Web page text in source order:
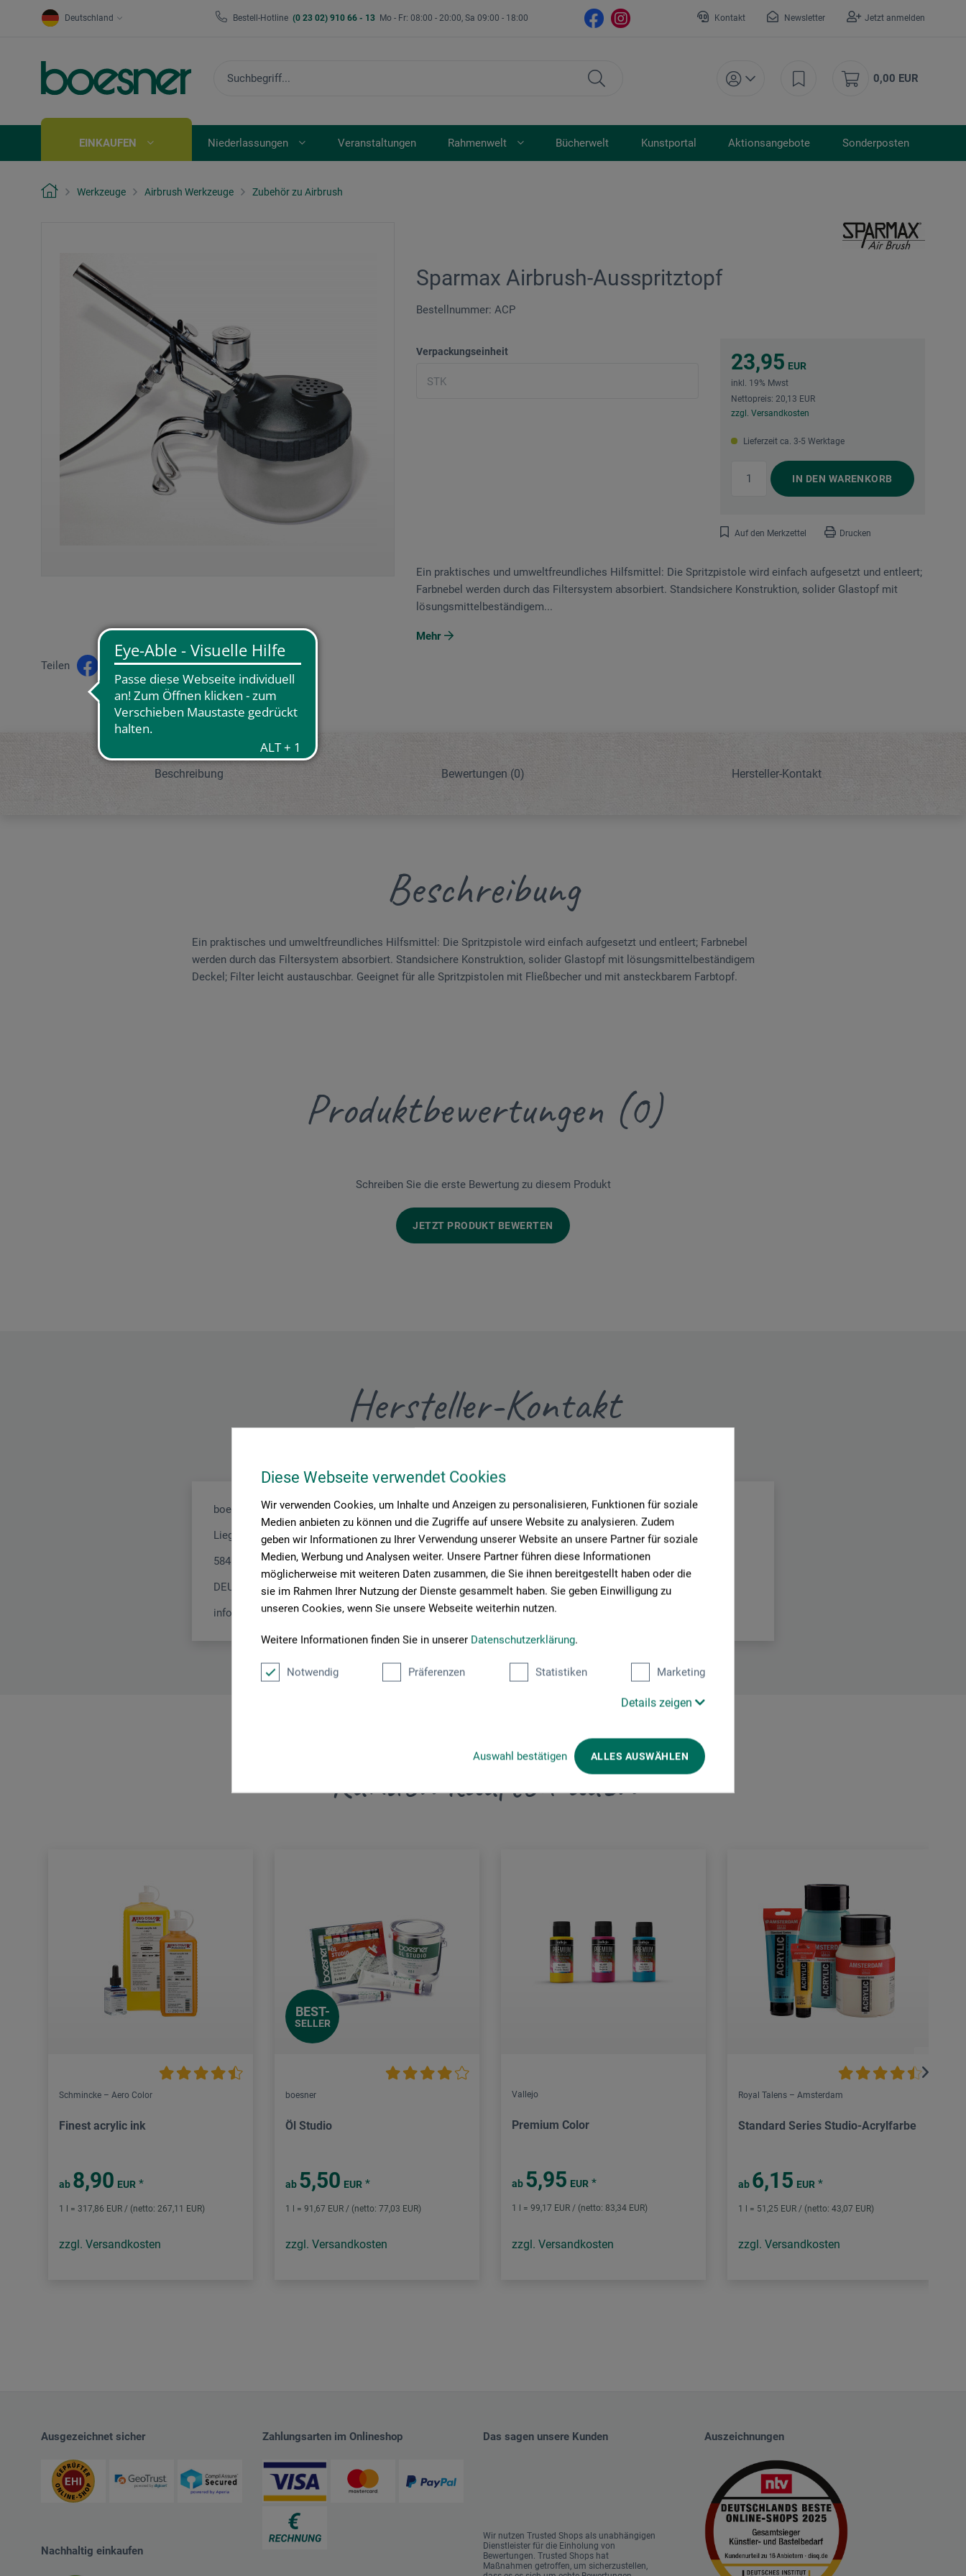
Diese Webseite verwendet Cookies
Wir verwenden Cookies, um Inhalte und Anzeigen zu personalisieren, Funktionen für soziale
Medien anbieten zu können und die Zugriffe auf unsere Website zu analysieren. Zudem
geben wir Informationen zu Ihrer Verwendung unserer Website an unsere Partner für soziale
Medien, Werbung und Analysen weiter. Unsere Partner führen diese Informationen
möglicherweise mit weiteren Daten zusammen, die Sie ihnen bereitgestellt haben oder die
sie im Rahmen Ihrer Nutzung der Dienste gesammelt haben. Sie geben Einwilligung zu
unseren Cookies, wenn Sie unsere Webseite weiterhin nutzen.
Weitere Informationen finden Sie in unserer Datenschutzerklärung.
Notwendig Präferenzen Statistiken Marketing
Details zeigen
Auswahl bestätigen ALLES AUSWÄHLEN
Deutschland Bestell-Hotline (0 23 02) 910 66 - 13 Mo - Fr: 08:00 - 20:00, Sa 09:00 - 18:00 Kontakt Newsletter Jetzt anmelden
0,00 EUR
EINKAUFEN Niederlassungen Veranstaltungen Rahmenwelt Bücherwelt Kunstportal Aktionsangebote Sonderposten
Werkzeuge Airbrush Werkzeuge Zubehör zu Airbrush
Sparmax Airbrush-Ausspritztopf
Bestellnummer: ACP
Verpackungseinheit 23,95 EUR
inkl. 19% Mwst
Nettopreis: 20,13 EUR
zzgl. Versandkosten
Lieferzeit ca. 3-5 Werktage
IN DEN WARENKORB
Auf den Merkzettel Drucken
Teilen
Ein praktisches und umweltfreundliches Hilfsmittel: Die Spritzpistole wird einfach aufgesetzt und entleert;
Farbnebel werden durch das Filtersystem absorbiert. Standsichere Konstruktion, solider Glastopf mit
lösungsmittelbeständigem...
Mehr
Beschreibung Bewertungen (0) Hersteller-Kontakt
Beschreibung
Ein praktisches und umweltfreundliches Hilfsmittel: Die Spritzpistole wird einfach aufgesetzt und entleert; Farbnebel
werden durch das Filtersystem absorbiert. Standsichere Konstruktion, solider Glastopf mit lösungsmittelbeständigem
Deckel; Filter leicht austauschbar. Geeignet für alle Spritzpistolen mit Fließbecher und mit ansteckbarem Farbtopf.
Produktbewertungen (0)
Schreiben Sie die erste Bewertung zu diesem Produkt
JETZT PRODUKT BEWERTEN
Hersteller-Kontakt
boesner GmbH distribution + logistics
Liegnitzer Str. 17
58454 Witten
DEUTSCHLAND
info.dl@boesner.com
Kunden kauften auch
Schmincke – Aero Color
Finest acrylic ink
ab 8,90 EUR *
1 l = 317,86 EUR / (netto: 267,11 EUR)
zzgl. Versandkosten
BEST-
SELLER
boesner
Öl Studio
ab 5,50 EUR *
1 l = 91,67 EUR / (netto: 77,03 EUR)
zzgl. Versandkosten
Vallejo
Premium Color
ab 5,95 EUR *
1 l = 99,17 EUR / (netto: 83,34 EUR)
zzgl. Versandkosten
Royal Talens – Amsterdam
Standard Series Studio-Acrylfarbe
ab 6,15 EUR *
1 l = 51,25 EUR / (netto: 43,07 EUR)
zzgl. Versandkosten
Ausgezeichnet sicher
Nachhaltig einkaufen
Zahlungsarten im Onlineshop Das sagen unsere Kunden
Wir nutzen Trusted Shops als unabhängigen
Dienstleister für die Einholung von
Bewertungen. Trusted Shops hat
Maßnahmen getroffen, um sicherzustellen,
Auszeichnungen